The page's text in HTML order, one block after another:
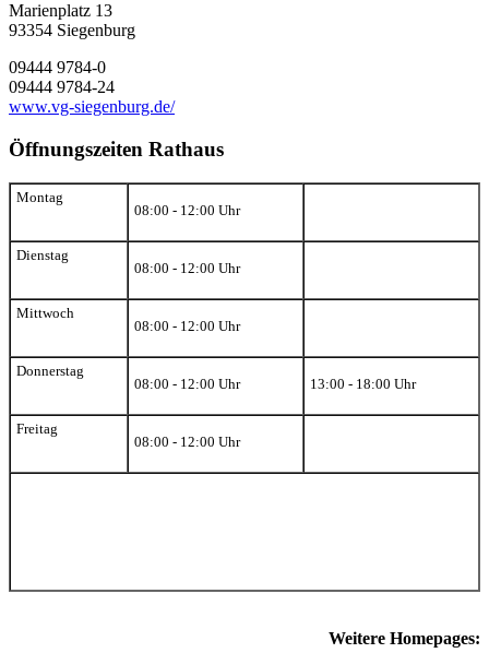
Marienplatz 13
93354 Siegenburg
09444 9784-0
09444 9784-24
www.vg-siegenburg.de/
Öffnungszeiten Rathaus
Montag
08:00 - 12:00 Uhr
Dienstag
08:00 - 12:00 Uhr
Mittwoch
08:00 - 12:00 Uhr
Donnerstag
08:00 - 12:00 Uhr
13:00 - 18:00 Uhr
Freitag
08:00 - 12:00 Uhr
Weitere Homepages: